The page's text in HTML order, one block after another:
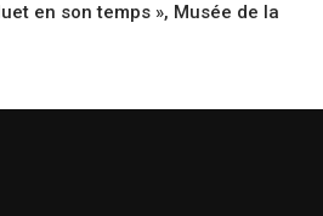
en son temps », Musée de la